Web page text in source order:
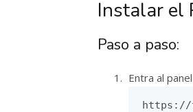
Instalar el
Paso a paso:
Entra al
https://